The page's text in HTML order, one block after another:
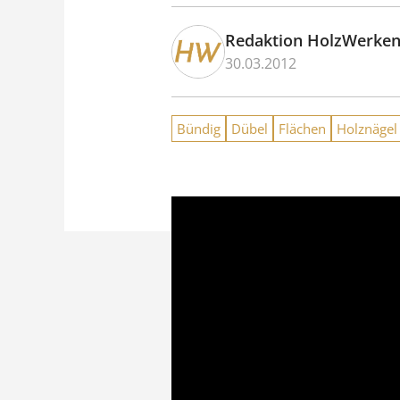
Redaktion HolzWerken
30.03.2012
Bündig Dübel Flächen Holznägel